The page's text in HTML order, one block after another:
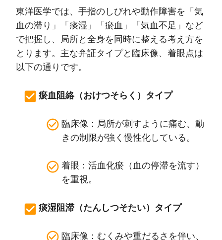
東洋医学では、手指のしびれや動作障害を「気
血の滞り」「痰湿」「瘀血」「気血不足」など
で把握し、局所と全身を同時に整える考え方を
とります。主な弁証タイプと臨床像、着眼点は
以下の通りです。
瘀血阻絡（おけつそらく）タイプ
臨床像：局所が刺すように痛む、動
きの制限が強く慢性化している。
着眼：活血化瘀（血の停滞を流す）
を重視。
痰湿阻滞（たんしつそたい）タイプ
臨床像：むくみや重だるさを伴い、